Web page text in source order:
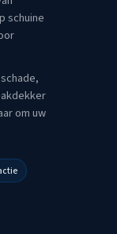
schuine
om uw